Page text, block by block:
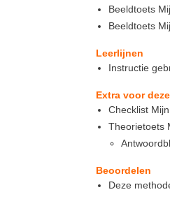
Beeldtoets
Beeldtoets
Leerlijnen
Instructie
Extra voor
Checklist
Theorietoets
Beoordelen
Deze